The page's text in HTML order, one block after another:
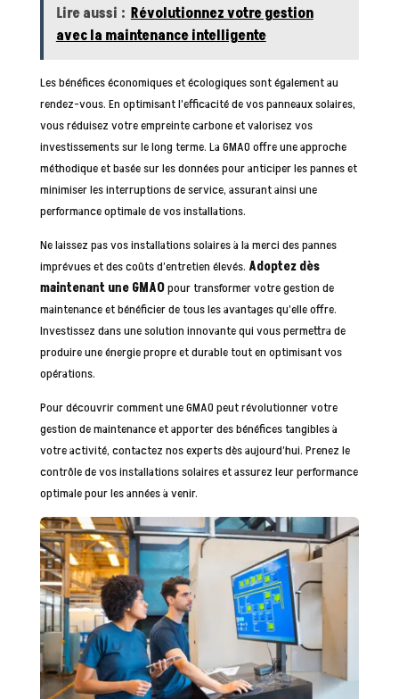
Lire aussi : Révolutionnez votre gestion
avec la maintenance intelligente
Les bénéfices économiques et écologiques sont également au
rendez-vous. En optimisant l’efficacité de vos panneaux solaires,
vous réduisez votre empreinte carbone et valorisez vos
investissements sur le long terme. La GMAO offre une approche
méthodique et basée sur les données pour anticiper les pannes et
minimiser les interruptions de service, assurant ainsi une
performance optimale de vos installations.
Ne laissez pas vos installations solaires à la merci des pannes
imprévues et des coûts d’entretien élevés. Adoptez dès
maintenant une GMAOpour transformer votre gestion de
maintenance et bénéficier de tous les avantages qu’elle offre.
Investissez dans une solution innovante qui vous permettra de
produire une énergie propre et durable tout en optimisant vos
opérations.
Pour découvrir comment une GMAO peut révolutionner votre
gestion de maintenance et apporter des bénéfices tangibles à
votre activité, contactez nos experts dès aujourd’hui. Prenez le
contrôle de vos installations solaires et assurez leur performance
optimale pour les années à venir.